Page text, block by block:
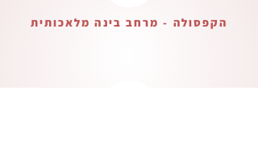
הקפסולה - מרחב בינה מלאכותית